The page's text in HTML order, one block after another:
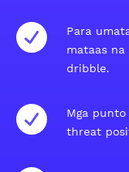
Para
mataas na
dribble.
Mga
threat